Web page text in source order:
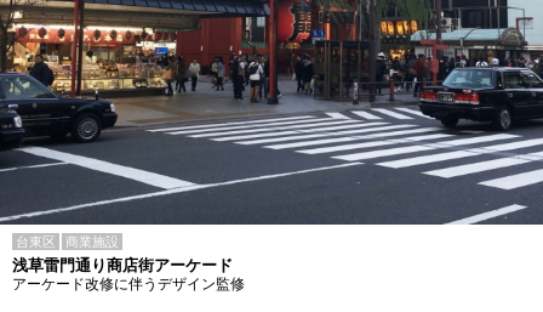
台東区 商業施設
浅草雷門通り商店街アーケード
アーケード改修に伴うデザイン監修